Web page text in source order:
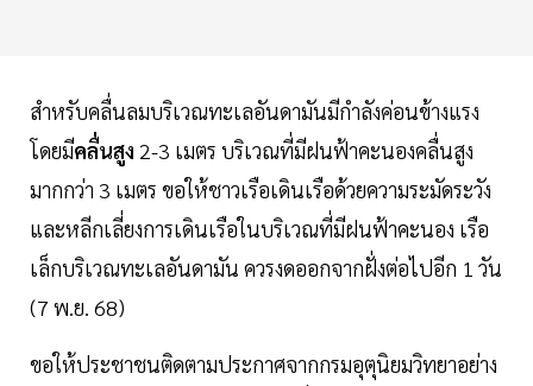
สำหรับคลื่นลมบริเวณทะเลอันดามันมีกำลังค่อนข้างแรง
โดยมีคลื่นสูง 2-3 เมตร บริเวณที่มีฝนฟ้าคะนองคลื่นสูง
มากกว่า 3 เมตร ขอให้ชาวเรือเดินเรือด้วยความระมัดระวัง
และหลีกเลี่ยงการเดินเรือในบริเวณที่มีฝนฟ้าคะนอง เรือ
เล็กบริเวณทะเลอันดามัน ควรงดออกจากฝั่งต่อไปอีก 1 วัน
(7 พ.ย. 68)
ขอให้ประชาชนติดตามประกาศจากกรมอุตุนิยมวิทยาอย่าง